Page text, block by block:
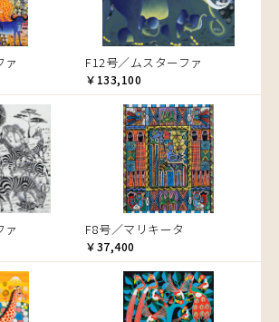
ァ F12号／ムスターファ
￥133,100
ァ F8号／マリキータ
￥37,400